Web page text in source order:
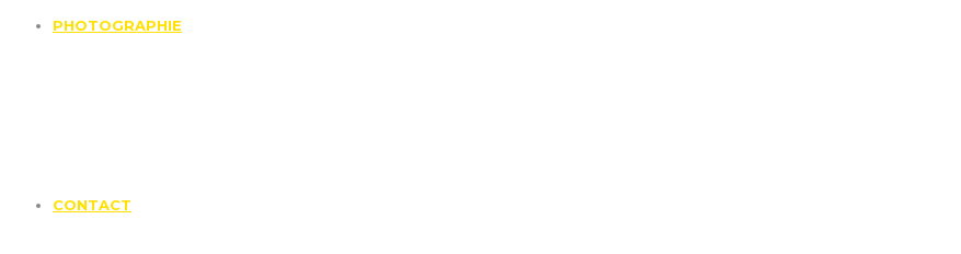
PHOTOGRAPHIE
CONTACT